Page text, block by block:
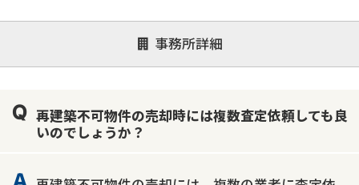
事務所詳細
対応が親身 オンライン面談可能
レスポンスが早い
1億円以上の買取可
再建築不可物件の売却時には複数査定依頼しても良
いのでしょうか？